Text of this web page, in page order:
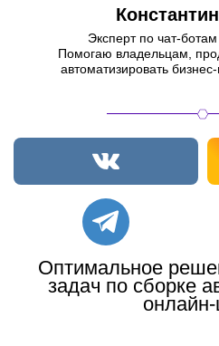
Эксперт по чат-
Помогаю владельцам,
автоматизировать
Оптимальное
задач по сборке